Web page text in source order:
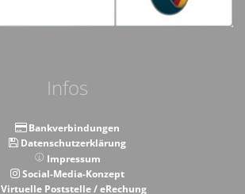
Infos
Bankverbindungen
Datenschutzerklärung
Impressum
Social-Media-Konzept
Virtuelle Poststelle / eRechung